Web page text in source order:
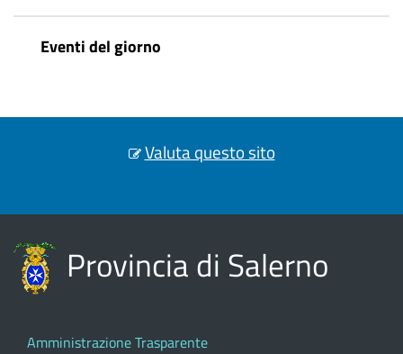
Eventi del giorno
Valuta questo sito
Provincia di Salerno
Amministrazione Trasparente